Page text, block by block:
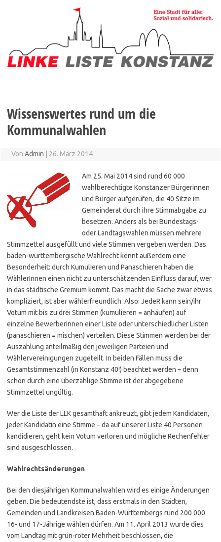
Wissenswertes rund um die
Kommunalwahlen
Von Admin 26. März 2014
Am 25. Mai 2014 sind rund 60 000
wahlberechtigte Konstanzer Bürgerinnen
und Bürger aufgerufen, die 40 Sitze im
Gemeinderat durch ihre Stimmabgabe zu
besetzen. Anders als bei Bundestags-
oder Landtagswahlen müssen mehrere
Stimmzettel ausgefüllt und viele Stimmen vergeben werden. Das
baden-württembergische Wahlrecht kennt außerdem eine
Besonderheit: durch Kumulieren und Panaschieren haben die
WählerInnen einen nicht zu unterschätzenden Einfluss darauf, wer
in das städtische Gremium kommt. Das macht die Sache zwar etwas
kompliziert, ist aber wählerfreundlich. Also: JedeR kann sein/ihr
Votum mit bis zu drei Stimmen (kumulieren = anhäufen) auf
einzelne BewerberInnen einer Liste oder unterschiedlicher Listen
(panaschieren = mischen) verteilen. Diese Stimmen werden bei der
Auszählung anteilmäßig den jeweiligen Parteien und
Wählervereinigungen zugeteilt. In beiden Fällen muss die
Gesamtstimmenzahl (in Konstanz 40!) beachtet werden – denn
schon durch eine überzählige Stimme ist der abgegebene
Stimmzettel ungültig.
Wer die Liste der LLK gesamthaft ankreuzt, gibt jedem Kandidaten,
jeder Kandidatin eine Stimme – da auf unserer Liste 40 Personen
kandidieren, geht kein Votum verloren und mögliche Rechenfehler
sind ausgeschlossen.
Wahlrechtsänderungen
Bei den diesjährigen Kommunalwahlen wird es einige Änderungen
geben. Die bedeutendste ist, dass erstmals in den Städten,
Gemeinden und Landkreisen Baden-Württembergs rund 200 000
16- und 17-Jährige wählen dürfen. Am 11. April 2013 wurde dies
vom Landtag mit grün-roter Mehrheit beschlossen, die